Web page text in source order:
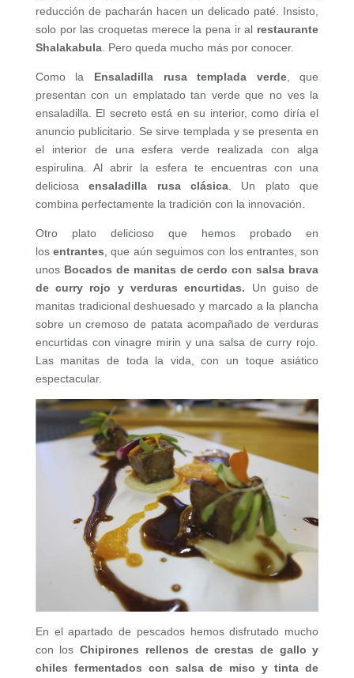
reducción de pacharán hacen un delicado paté. Insisto,
solo por las croquetas merece la pena ir al restaurante
Shalakabula. Pero queda mucho más por conocer.
Como la Ensaladilla rusa templada verde, que
presentan con un emplatado tan verde que no ves la
ensaladilla. El secreto está en su interior, como diría el
anuncio publicitario. Se sirve templada y se presenta en
el interior de una esfera verde realizada con alga
espirulina. Al abrir la esfera te encuentras con una
deliciosaensaladilla rusa clásica . Un plato que
combina perfectamente la tradición con la innovación.
Otro plato delicioso que hemos probado en
losentrantes , que aún seguimos con los entrantes, son
unos Bocados de manitas de cerdo con salsa brava
de curry rojo y verduras encurtidas. Un guiso de
manitas tradicional deshuesado y marcado a la plancha
sobre un cremoso de patata acompañado de verduras
encurtidas con vinagre mirin y una salsa de curry rojo.
Las manitas de toda la vida, con un toque asiático
espectacular.
En el apartado de pescados hemos disfrutado mucho
con losChipirones rellenos de crestas de gallo y
chiles fermentados con salsa de miso y tinta de